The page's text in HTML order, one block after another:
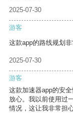
2025-07-30
游客
这款app的路线规划
2025-07-30
游客
这款加速器app的安
放心。我以前使用过
情况，这让我非常担心